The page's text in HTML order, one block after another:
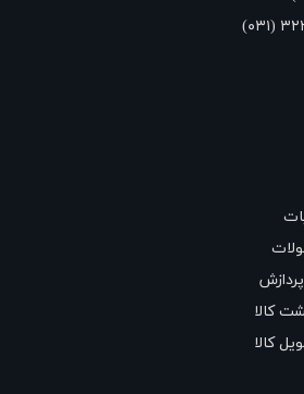
کالا
کالا